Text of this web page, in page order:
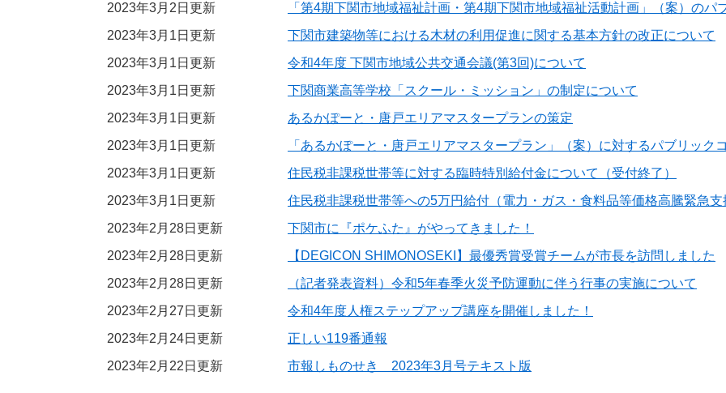
2023年3月2日更新
「第4期下関市地域福祉計画・第4期下関市地域福祉活動計画」（案）の
2023年3月1日更新
下関市建築物等における木材の利用促進に関する基本方針の改正について
2023年3月1日更新
令和4年度 下関市地域公共交通会議(第3回)について
2023年3月1日更新
下関商業高等学校「スクール・ミッション」の制定について
2023年3月1日更新
あるかぽーと・唐戸エリアマスタープランの策定
2023年3月1日更新
「あるかぽーと・唐戸エリアマスタープラン」（案）に対するパブリック
2023年3月1日更新
住民税非課税世帯等に対する臨時特別給付金について（受付終了）
2023年3月1日更新
住民税非課税世帯等への5万円給付（電力・ガス・食料品等価格高騰緊急
2023年2月28日更新
下関市に『ポケふた』がやってきました！
2023年2月28日更新
【DEGICON SHIMONOSEKI】最優秀賞受賞チームが市長を訪問しました
2023年2月28日更新
（記者発表資料）令和5年春季火災予防運動に伴う行事の実施について
2023年2月27日更新
令和4年度人権ステップアップ講座を開催しました！
2023年2月24日更新
正しい119番通報
2023年2月22日更新
市報しものせき 2023年3月号テキスト版